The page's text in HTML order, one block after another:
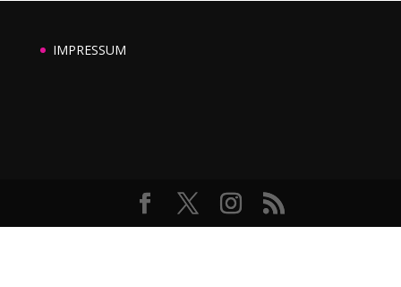
IMPRESSUM